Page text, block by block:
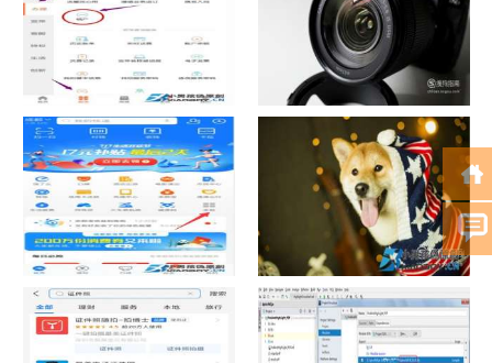
中国联通手机营业厅销户操作
指引
摄影作品的欣赏方法
支付宝怎么拍违章挣钱？
宠物定位器app开发可以解决哪
些问题？